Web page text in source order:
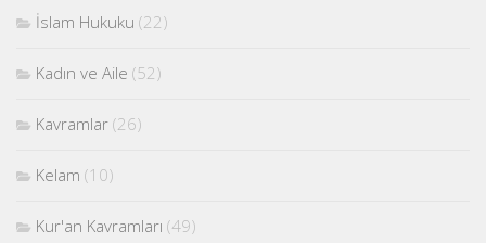
İslam Hukuku (22)
Kadın ve Aile (52)
Kavramlar (26)
Kelam (10)
Kur'an Kavramları (49)